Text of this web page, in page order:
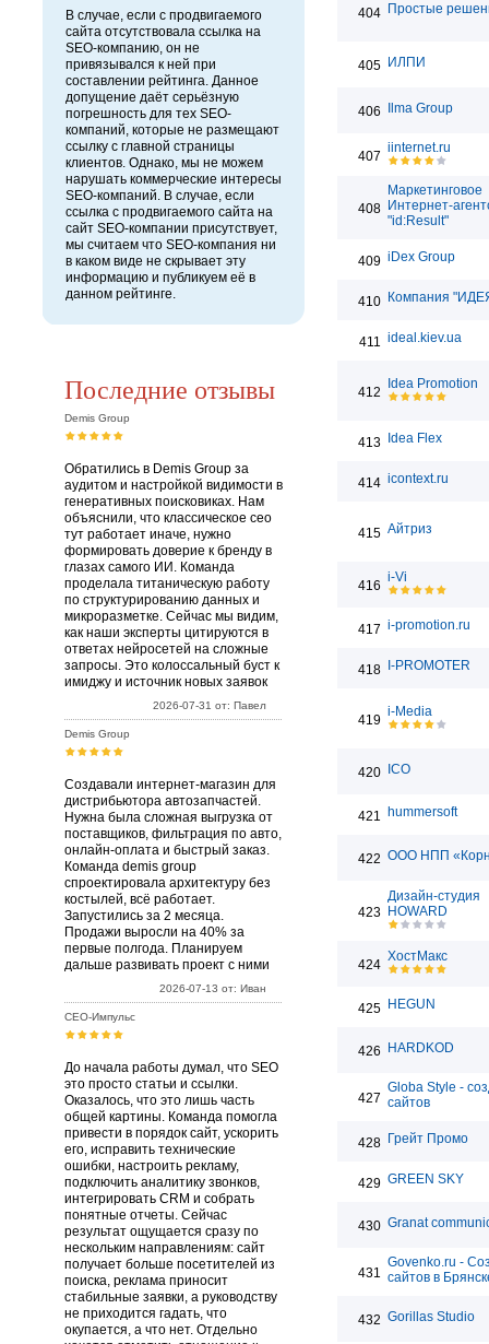
В случае, если с продвигаемого
сайта отсутствовала ссылка на
SEO-компанию, он не
привязывался к ней при
составлении рейтинга. Данное
допущение даёт серьёзную
погрешность для тех SEO-
компаний, которые не размещают
ссылку с главной страницы
клиентов. Однако, мы не можем
нарушать коммерческие интересы
SEO-компаний. В случае, если
ссылка с продвигаемого сайта на
сайт SEO-компании присутствует,
мы считаем что SEO-компания ни
в каком виде не скрывает эту
информацию и публикуем её в
данном рейтинге.
Последние отзывы
Demis Group
Обратились в Demis Group за
аудитом и настройкой видимости в
генеративных поисковиках. Нам
объяснили, что классическое сео
тут работает иначе, нужно
формировать доверие к бренду в
глазах самого ИИ. Команда
проделала титаническую работу
по структурированию данных и
микроразметке. Сейчас мы видим,
как наши эксперты цитируются в
ответах нейросетей на сложные
запросы. Это колоссальный буст к
имиджу и источник новых заявок
2026-07-31 от: Павел
Demis Group
Создавали интернет-магазин для
дистрибьютора автозапчастей.
Нужна была сложная выгрузка от
поставщиков, фильтрация по авто,
онлайн-оплата и быстрый заказ.
Команда demis group
спроектировала архитектуру без
костылей, всё работает.
Запустились за 2 месяца.
Продажи выросли на 40% за
первые полгода. Планируем
дальше развивать проект с ними
2026-07-13 от: Иван
СЕО-Импульс
До начала работы думал, что SEO
это просто статьи и ссылки.
Оказалось, что это лишь часть
общей картины. Команда помогла
привести в порядок сайт, ускорить
его, исправить технические
ошибки, настроить рекламу,
подключить аналитику звонков,
интегрировать CRM и собрать
понятные отчеты. Сейчас
результат ощущается сразу по
нескольким направлениям: сайт
получает больше посетителей из
поиска, реклама приносит
стабильные заявки, а руководству
не приходится гадать, что
окупается, а что нет. Отдельно
404 Простые
405 ИЛПИ
406 Ilma Group
407
iinternet.ru
408
Маркетинговое
Интернет-
"id:Result"
409 iDex Group
410 Компания
411 ideal.kiev.ua
412
Idea Promotion
413 Idea Flex
414 icontext.ru
415 Айтриз
416
i-Vi
417 i-promotion.ru
418 I-PROMOTER
419
i-Media
420 ICO
421 hummersoft
422 ООО НПП
423
Дизайн-студия
HOWARD
424
ХостМакс
425 HEGUN
426 HARDKOD
427
Globa Style -
сайтов
428 Грейт Промо
429 GREEN SKY
430 Granat
431
Govenko.ru -
сайтов в
432 Gorillas Studio